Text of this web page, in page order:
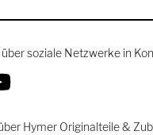
soziale Netzwerke in
Hymer Originalteile &